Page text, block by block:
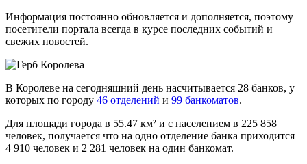
Информация постоянно обновляется и дополняется, поэтому
посетители портала всегда в курсе последних событий и
свежих новостей.
В Королеве на сегодняшний день насчитывается 28 банков, у
которых по городу 46 отделений и 99 банкоматов.
Для площади города в 55.47 км² и с населением в 225 858
человек, получается что на одно отделение банка приходится
4 910 человек и 2 281 человек на один банкомат.